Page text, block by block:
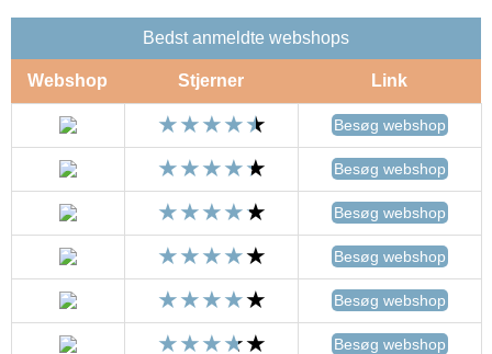
Bedst anmeldte webshops
Webshop Stjerner Link
Besøg webshop
Besøg webshop
Besøg webshop
Besøg webshop
Besøg webshop
Besøg webshop